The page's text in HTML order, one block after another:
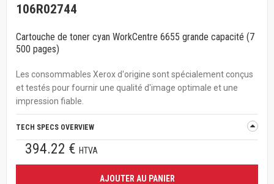
106R02744
Cartouche de toner cyan WorkCentre 6655 grande capacité (7
500 pages)
Les consommables Xerox d'origine sont spécialement conçus
et testés pour fournir une qualité d'image optimale et une
impression fiable.
TECH SPECS OVERVIEW
394.22 € HTVA
AJOUTER AU PANIER